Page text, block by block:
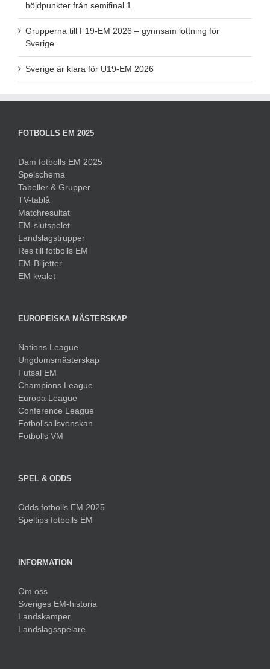
höjdpunkter från semifinal 1
Grupperna till F19-EM 2026 – gynnsam lottning för
Sverige
Sverige är klara för U19-EM 2026
FOTBOLLS EM 2025
Dam fotbolls EM 2025
Spelschema
Tabeller & Grupper
TV-tablå
Matchresultat
EM-slutspelet
Landslagstrupper
Res till fotbolls EM
EM-Biljetter
EM kvalet
EUROPEISKA MÄSTERSKAP
Nations League
Ungdomsmästerskap
Futsal EM
Champions League
Europa League
Conference League
Fotbollsallsvenskan
Fotbolls VM
SPEL & ODDS
Odds fotbolls EM 2025
Speltips fotbolls EM
INFORMATION
Om oss
Sveriges EM-historia
Landskamper
Landslagsspelare